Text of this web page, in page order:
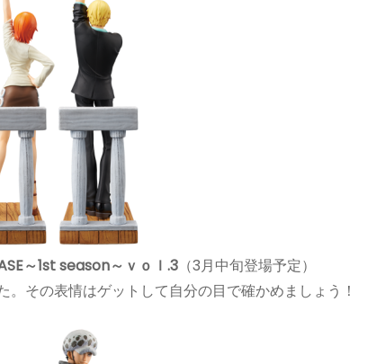
～1st season～ｖｏｌ.3 （3月中旬登場予定）
。その表情はゲットして自分の目で確かめましょう！